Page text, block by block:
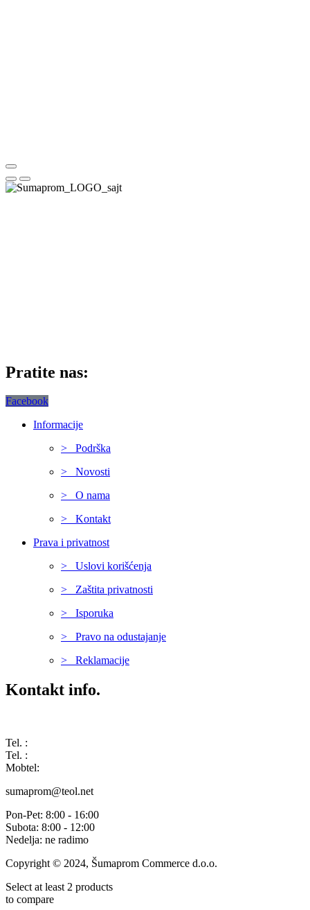
Pratite nas:
Facebook
Informacije
> Podrška
> Novosti
> O nama
> Kontakt
Prava i privatnost
> Uslovi korišćenja
> Zaštita privatnosti
> Isporuka
> Pravo na odustajanje
> Reklamacije
Kontakt info.
Tel. :
Tel. :
Mobtel:
sumaprom@teol.net
Pon-Pet: 8:00 - 16:00
Subota: 8:00 - 12:00
Nedelja: ne radimo
Copyright © 2024, Šumaprom Commerce d.o.o.
Select at least 2 products
to compare